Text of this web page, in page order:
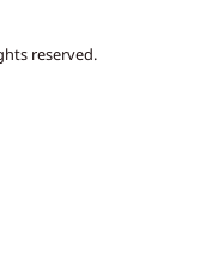
reserved.